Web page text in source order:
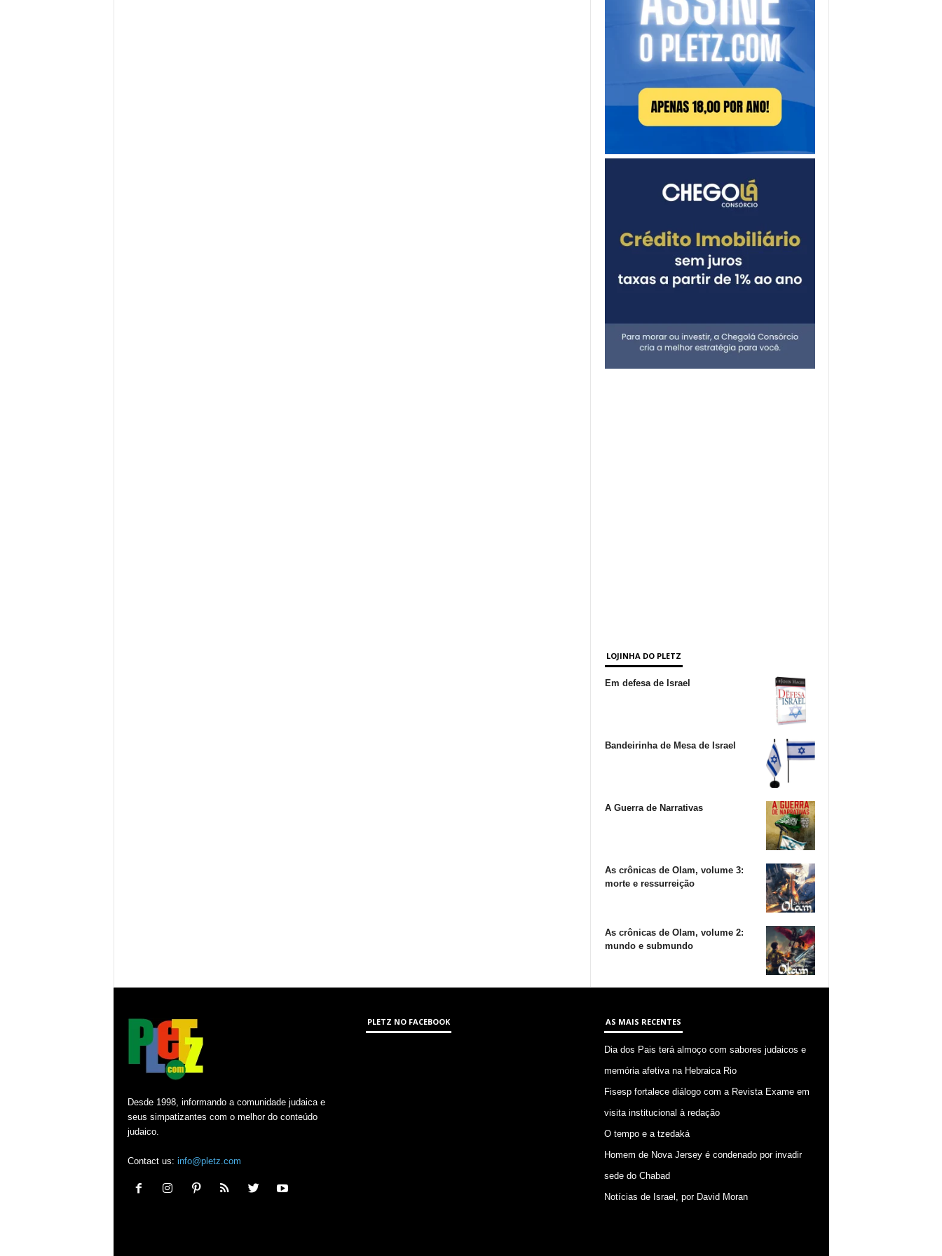
LOJINHA DO PLETZ
Em defesa de Israel
Bandeirinha de Mesa de Israel
A Guerra de Narrativas
As crônicas de Olam, volume 3:
morte e ressurreição
As crônicas de Olam, volume 2:
mundo e submundo
Desde 1998, informando a comunidade judaica e
seus simpatizantes com o melhor do conteúdo
judaico.
Contact us: info@pletz.com
PLETZ NO FACEBOOK AS MAIS RECENTES
Dia dos Pais terá almoço com sabores judaicos e
memória afetiva na Hebraica Rio
Fisesp fortalece diálogo com a Revista Exame em
visita institucional à redação
O tempo e a tzedaká
Homem de Nova Jersey é condenado por invadir
sede do Chabad
Notícias de Israel, por David Moran